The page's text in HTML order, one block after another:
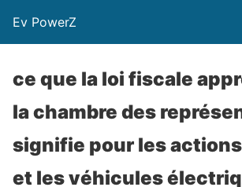
Ev PowerZ
ce que la loi fiscale
la chambre des
signifie pour les actions
et les véhicules